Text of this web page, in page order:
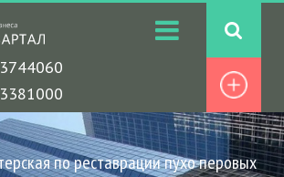
по реставрации пухо перовых